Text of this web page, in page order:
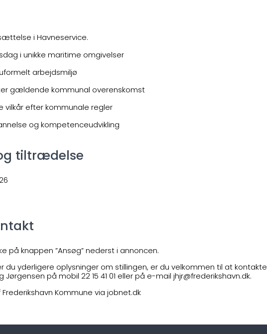
i Havneservice.
i unikke maritime omgivelser
arbejdsmiljø
gældende kommunal overenskomst
vilkår efter kommunale regler
og kompetenceudvikling
tiltrædelse
på knappen ”Ansøg” nederst i annoncen.
du yderligere oplysninger om stillingen, er du velkommen til at kontakte
på mobil 22 15 41 01 eller på e-mail jhjr@frederikshavn.dk.
Kommune via jobnet.dk